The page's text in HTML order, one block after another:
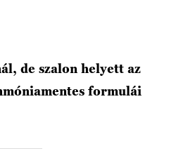
de szalon helyett az
formulái